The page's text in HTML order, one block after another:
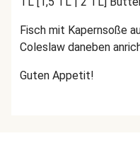
Fisch mit Kapernsoße
Coleslaw daneben
Guten Appetit!